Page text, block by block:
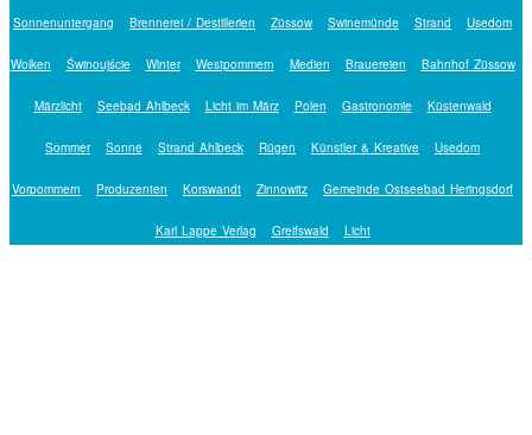
Sonnenuntergang Brennerei / Destillerien Züssow Swinemünde Strand Usedom
Wolken Świnoujście Winter Westpommern Medien Brauereien Bahnhof Züssow
Märzlicht Seebad Ahlbeck Licht im März Polen Gastronomie Küstenwald
Sommer Sonne Strand Ahlbeck Rügen Künstler & Kreative Usedom
Vorpommern Produzenten Korswandt Zinnowitz Gemeinde Ostseebad Heringsdorf
Karl Lappe Verlag Greifswald Licht